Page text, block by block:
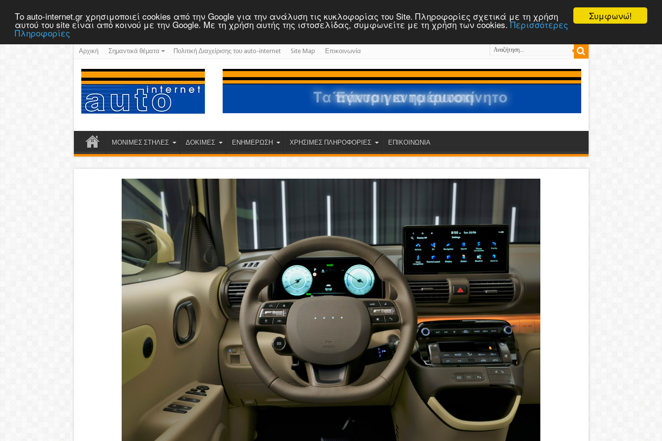
Συμφωνώ!
Το auto-internet.gr χρησιμοποιεί cookies από την Google για την ανάλυση τις κυκλοφορίας του Site. Πληροφορίες σχετικά με τη χρήση
αυτού του site είναι από κοινού με την Google. Με τη χρήση αυτής της ιστοσελίδας, συμφωνείτε με τη χρήση των cookies.Περισσότερες
Πληροφορίες
Αρχική Σημαντικά θέματα Πολιτική Διαχείρισης του auto-internet Site Map Επικοινωνία
ΜΟΝΙΜΕΣ ΣΤΗΛΕΣ ΔΟΚΙΜΕΣ ΕΝΗΜΕΡΩΣΗ ΧΡΗΣΙΜΕΣ ΠΛΗΡΟΦΟΡΙΕΣ ΕΠΙΚΟΙΝΩΝΙΑ